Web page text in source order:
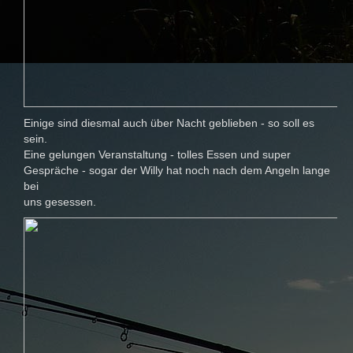
Einige sind diesmal auch über Nacht geblieben - so soll es
sein.
Eine gelungen Veranstaltung - tolles Essen und super
Gespräche - sogar der Willy hat noch nach dem Angeln lange
bei
uns gesessen.